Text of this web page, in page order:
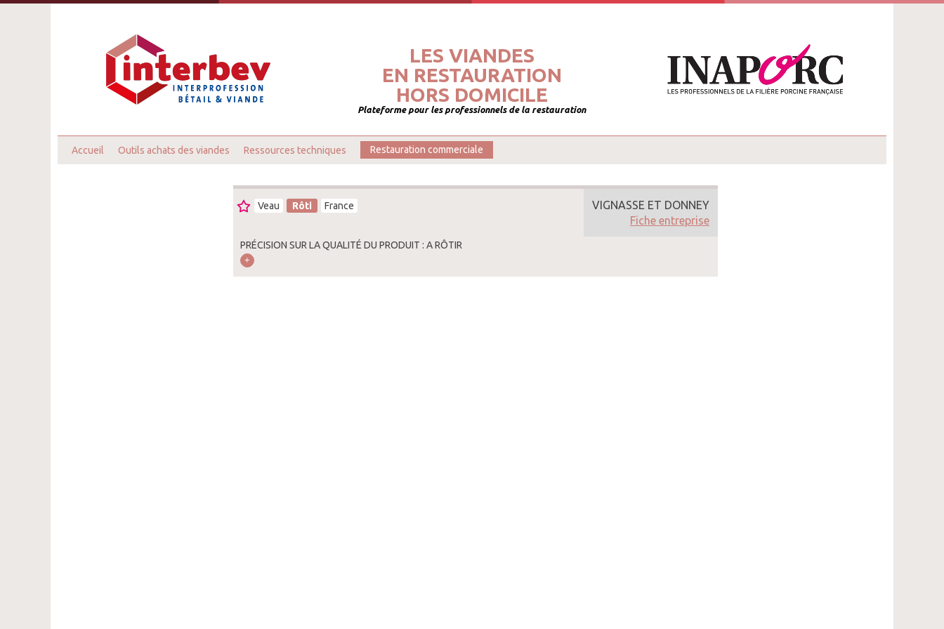
LES VIANDES
EN RESTAURATION
HORS DOMICILE
Plateforme pour les professionnels de la restauration
Accueil Outils achats des viandes Ressources techniques Restauration commerciale
Veau Rôti France
PRÉCISION SUR LA QUALITÉ DU PRODUIT : A RÔTIR
VIGNASSE ET DONNEY
Fiche entreprise